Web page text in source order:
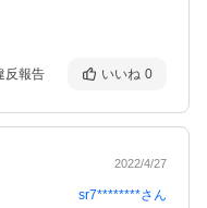
反報告 いいね 0
2022/4/27
sr7********さん